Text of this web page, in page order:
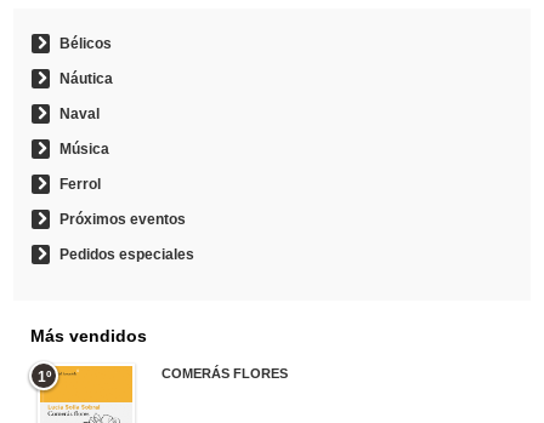
Bélicos
Náutica
Naval
Música
Ferrol
Próximos eventos
Pedidos especiales
Más vendidos
1º COMERÁS FLORES